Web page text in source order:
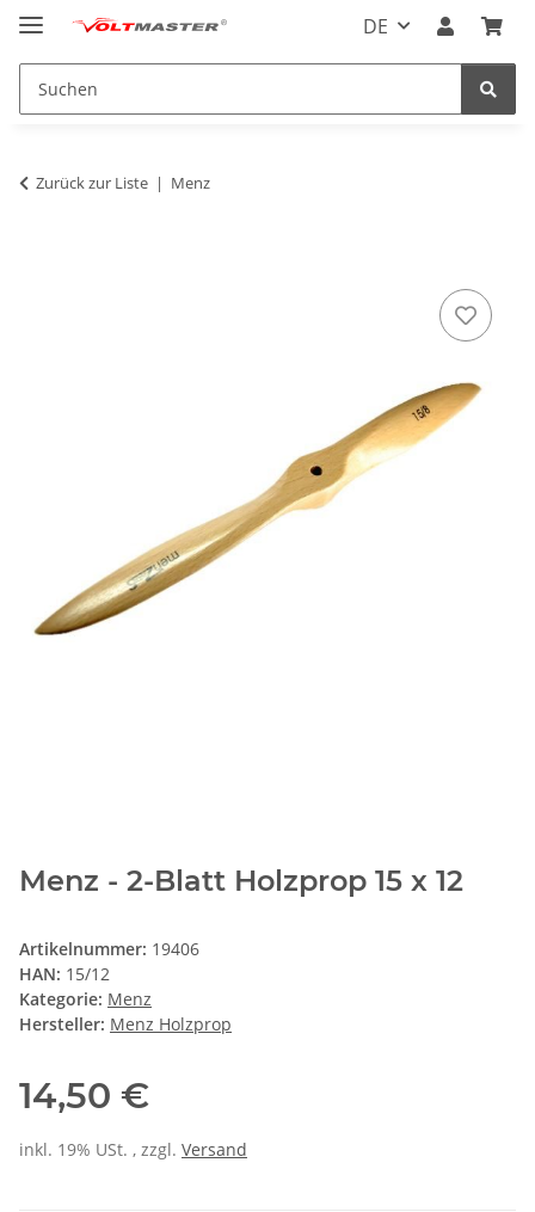
DE
Zurück zur Liste Menz
Menz - 2-Blatt Holzprop 15 x 12
Artikelnummer: 19406
HAN: 15/12
Kategorie: Menz
Hersteller: Menz Holzprop
14,50 €
inkl. 19% USt. , zzgl. Versand